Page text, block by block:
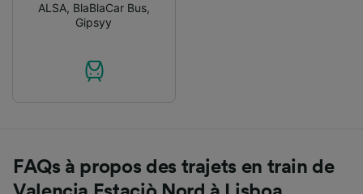
ALSA, BlaBlaCar Bus,
Gipsyy
FAQs à propos des trajets en train de